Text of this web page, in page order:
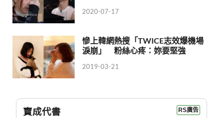
2020-07-17
慘上韓網熱搜「TWICE志效爆機場
淚崩」 粉絲心疼：妳要堅強
2019-03-21
寶成代書 RS廣告